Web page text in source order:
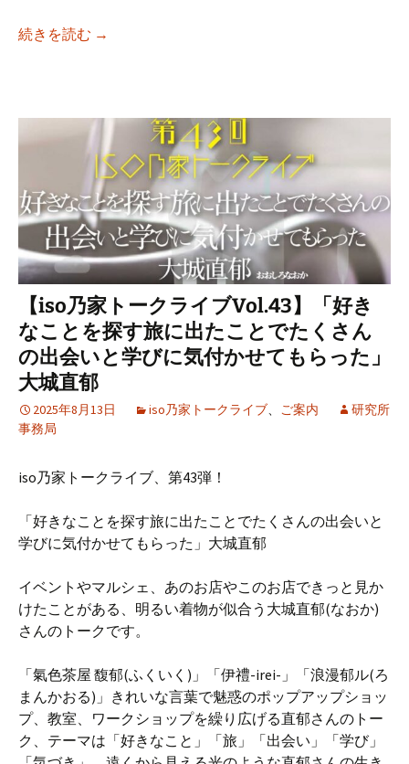
続きを読む 【iso乃家トークライブVol.44】「10年後の自
→
【iso乃家トークライブVol.43】「好き
なことを探す旅に出たことでたくさん
の出会いと学びに気付かせてもらった」
大城直郁
2025年8月13日 iso乃家トークライブ、 ご案内
研究所
事務局
iso乃家トークライブ、第43弾！
「好きなことを探す旅に出たことでたくさんの出会いと
学びに気付かせてもらった」大城直郁
イベントやマルシェ、あのお店やこのお店できっと見か
けたことがある、明るい着物が似合う大城直郁(なおか)
さんのトークです。
「氣色茶屋 馥郁(ふくいく)」「伊禮-irei-」「浪漫郁ル(ろ
まんかおる)」きれいな言葉で魅惑のポップアップショッ
プ、教室、ワークショップを繰り広げる直郁さんのトー
ク、テーマは「好きなこと」「旅」「出会い」「学び」